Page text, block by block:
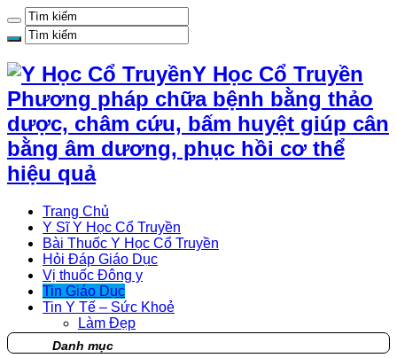
Y Học Cổ Truyền
Phương pháp chữa bệnh bằng thảo
dược, châm cứu, bấm huyệt giúp cân
bằng âm dương, phục hồi cơ thể
hiệu quả
Trang Chủ
Y Sĩ Y Học Cổ Truyền
Bài Thuốc Y Học Cổ Truyền
Hỏi Đáp Giáo Dục
Vị thuốc Đông y
Tin Giáo Dục
Tin Y Tế – Sức Khoẻ
Làm Đẹp
Danh mục